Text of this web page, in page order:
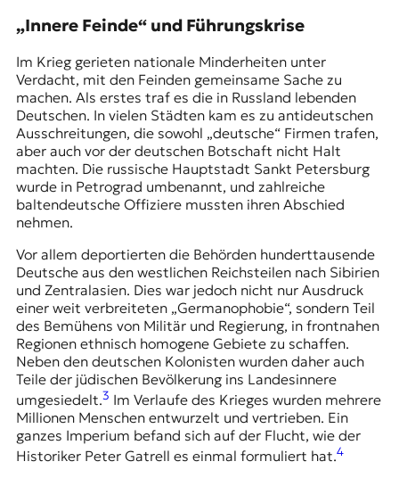
„Innere Feinde“ und Führungskrise
Im Krieg gerieten nationale Minderheiten unter
Verdacht, mit den Feinden gemeinsame Sache zu
machen. Als erstes traf es die in Russland lebenden
Deutschen. In vielen Städten kam es zu antideutschen
Ausschreitungen, die sowohl „deutsche“ Firmen trafen,
aber auch vor der deutschen Botschaft nicht Halt
machten. Die russische Hauptstadt Sankt Petersburg
wurde in Petrograd umbenannt, und zahlreiche
baltendeutsche Offiziere mussten ihren Abschied
nehmen.
Vor allem deportierten die Behörden hunderttausende
Deutsche aus den westlichen Reichsteilen nach Sibirien
und Zentralasien. Dies war jedoch nicht nur Ausdruck
einer weit verbreiteten „Germanophobie“, sondern Teil
des Bemühens von Militär und Regierung, in frontnahen
Regionen ethnisch homogene Gebiete zu schaffen.
Neben den deutschen Kolonisten wurden daher auch
Teile der jüdischen Bevölkerung ins Landesinnere
umgesiedelt.3 Im Verlaufe des Krieges wurden mehrere
Millionen Menschen entwurzelt und vertrieben. Ein
ganzes Imperium befand sich auf der Flucht, wie der
Historiker Peter Gatrell es einmal formuliert hat.4